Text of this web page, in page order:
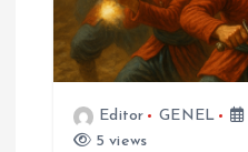
Editor GENEL
5 views